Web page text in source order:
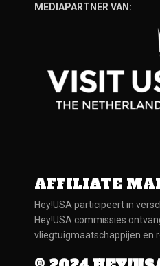
MEDIAPARTNER VAN:
AFFILIATE
Hey!USA participeert in
Hey!USA commissies
vliegtuigmaatschappijen en